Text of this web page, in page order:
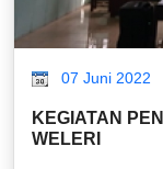
07 Juni 2022
KEGIATAN
WELERI